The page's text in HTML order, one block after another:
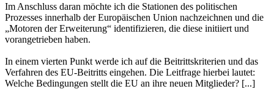
Im Anschluss daran möchte ich die Stationen des politischen
Prozesses innerhalb der Europäischen Union nachzeichnen und die
„Motoren der Erweiterung“ identifizieren, die diese initiiert und
vorangetrieben haben.
In einem vierten Punkt werde ich auf die Beitrittskriterien und das
Verfahren des EU-Beitritts eingehen. Die Leitfrage hierbei lautet:
Welche Bedingungen stellt die EU an ihre neuen Mitglieder? [...]